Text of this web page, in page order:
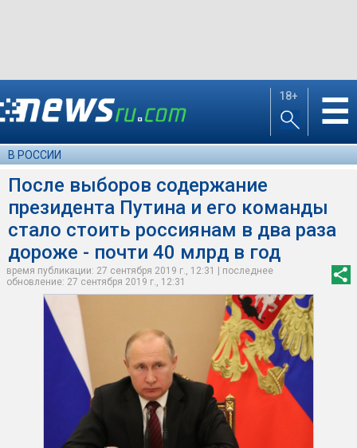
18+ ☰
В РОССИИ
После выборов содержание
президента Путина и его команды
стало стоить россиянам в два раза
дороже - почти 40 млрд в год
время публикации: 27 сентября 2019 г., 12:31 | последнее
обновление: 27 сентября 2019 г., 12:31